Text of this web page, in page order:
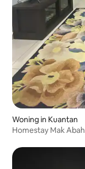
Woning in Kuantan
Homestay Mak Abah